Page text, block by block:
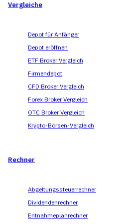
Vergleiche
Depot für Anfänger
Depot eröffnen
ETF Broker Vergleich
Firmendepot
CFD Broker Vergleich
Forex Broker Vergleich
OTC Broker Vergleich
Krypto-Börsen-Vergleich
Rechner
Abgeltungssteuerrechner
Dividendenrechner
Entnahmeplanrechner